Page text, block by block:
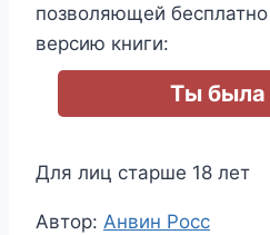
позволяющей
версию книги:
Ты была
Для лиц старше 18 лет
Метки
Автор: Анвин Росс